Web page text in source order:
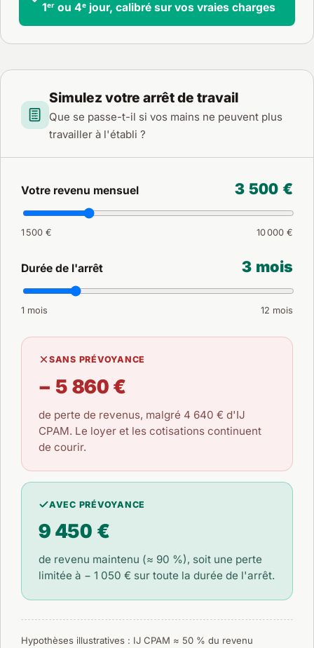
1ᵉʳ ou 4ᵉ jour, calibré sur vos vraies charges
Simulez votre arrêt de travail
Que se passe-t-il si vos mains ne peuvent plus
travailler à l'établi ?
Votre revenu mensuel 3 500 €
1 500 € 10 000 €
Durée de l'arrêt 3 mois
1 mois 12 mois
SANS PRÉVOYANCE
− 5 860 €
de perte de revenus, malgré 4 640 € d'IJ
CPAM. Le loyer et les cotisations continuent
de courir.
AVEC PRÉVOYANCE
9 450 €
de revenu maintenu (≈ 90 %), soit une perte
limitée à − 1 050 € sur toute la durée de l'arrêt.
Hypothèses illustratives : IJ CPAM ≈ 50 % du revenu